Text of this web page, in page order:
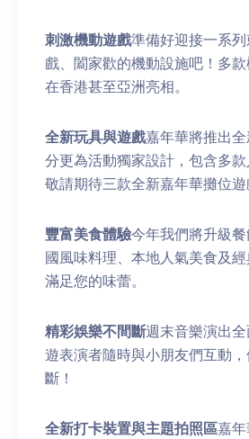
刺激機動遊戲準備好迎接一系
戲、闔家歡的機動設施吧！多
在香港甚至亞洲亮相。
全新玩具與遊戲嘉年華將推出
分更為活動獨家設計，包含多
敬請期待三款全新嘉年華攤位遊
豐富美食體驗今年我們將升級
國風味料理、本地人氣美食及經
滿足您的味蕾。
精彩娛樂不間斷週末音樂演出
遊表演者隨時與小朋友們互動
斷！
全新打卡裝置與主題拍照區嘉